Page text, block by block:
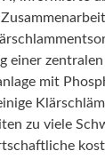
einer
mit
zu viele